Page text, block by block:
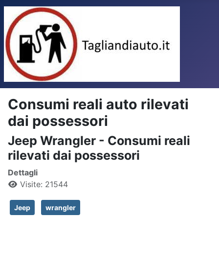
Consumi reali auto rilevati
dai possessori
Jeep Wrangler - Consumi reali
rilevati dai possessori
Dettagli
Visite: 21544
Jeep wrangler